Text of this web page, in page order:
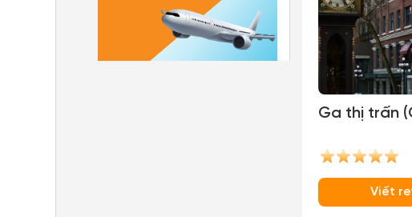
Ga thị trấn
Viết